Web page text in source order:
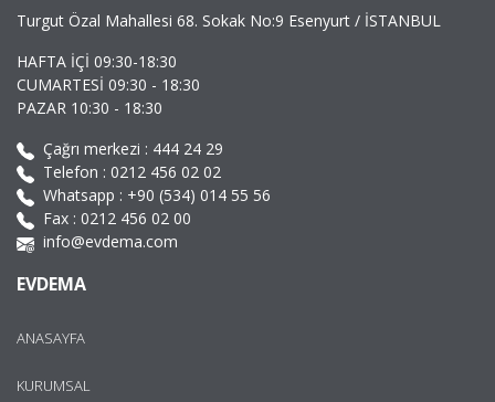
Turgut Özal Mahallesi 68. Sokak No:9 Esenyurt / İSTANBUL
HAFTA İÇİ 09:30-18:30
CUMARTESİ 09:30 - 18:30
PAZAR 10:30 - 18:30
Çağrı merkezi : 444 24 29
Telefon : 0212 456 02 02
Whatsapp : +90 (534) 014 55 56
Fax : 0212 456 02 00
info@evdema.com
EVDEMA
ANASAYFA
KURUMSAL